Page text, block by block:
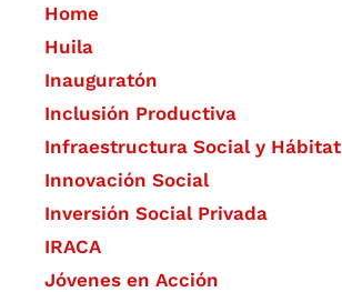
Home
Huila
Inauguratón
Inclusión Productiva
Infraestructura Social y Hábitat
​Innovación Social
Inversión Social Privada
IRACA
Jóvenes en Acción